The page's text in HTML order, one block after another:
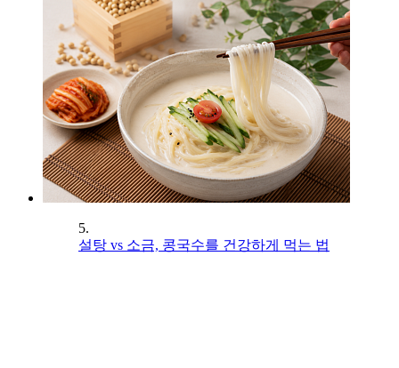
5.
설탕 vs 소금, 콩국수를 건강하게 먹는 법